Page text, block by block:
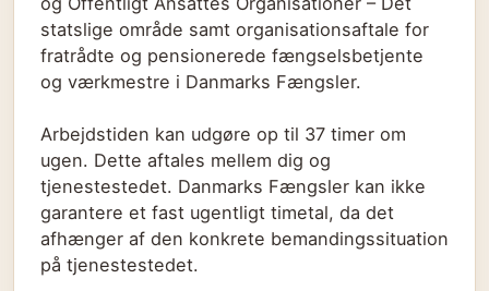
statslige område samt organisationsaftale for
fratrådte og pensionerede fængselsbetjente
og værkmestre i Danmarks Fængsler.
Arbejdstiden kan udgøre op til 37 timer om
ugen. Dette aftales mellem dig og
tjenestestedet. Danmarks Fængsler kan ikke
garantere et fast ugentligt timetal, da det
afhænger af den konkrete bemandingssituation
på tjenestestedet.